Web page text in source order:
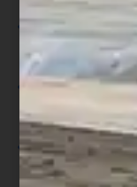
Per ogni
punti;
Utilizza i
sconto;
I punti
prodotto;